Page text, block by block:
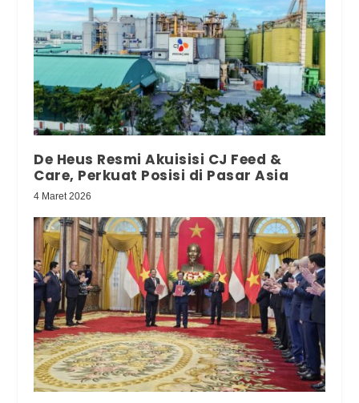
De Heus Resmi Akuisisi CJ Feed &
Care, Perkuat Posisi di Pasar Asia
4 Maret 2026